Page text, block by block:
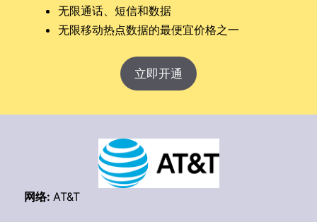
无限通话、短信和数据
无限移动热点数据的最便宜价格之一
立即开通
网络: AT&T